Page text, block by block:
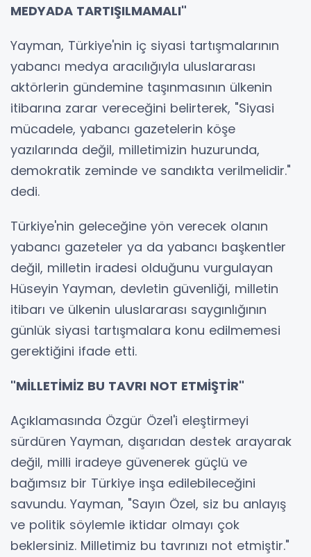
MEDYADA TARTIŞILMAMALI"
Yayman, Türkiye'nin iç siyasi tartışmalarının
yabancı medya aracılığıyla uluslararası
aktörlerin gündemine taşınmasının ülkenin
itibarına zarar vereceğini belirterek, "Siyasi
mücadele, yabancı gazetelerin köşe
yazılarında değil, milletimizin huzurunda,
demokratik zeminde ve sandıkta verilmelidir."
dedi.
Türkiye'nin geleceğine yön verecek olanın
yabancı gazeteler ya da yabancı başkentler
değil, milletin iradesi olduğunu vurgulayan
Hüseyin Yayman, devletin güvenliği, milletin
itibarı ve ülkenin uluslararası saygınlığının
günlük siyasi tartışmalara konu edilmemesi
gerektiğini ifade etti.
"MİLLETİMİZ BU TAVRI NOT ETMİŞTİR"
Açıklamasında Özgür Özel'i eleştirmeyi
sürdüren Yayman, dışarıdan destek arayarak
değil, milli iradeye güvenerek güçlü ve
bağımsız bir Türkiye inşa edilebileceğini
savundu. Yayman, "Sayın Özel, siz bu anlayış
ve politik söylemle iktidar olmayı çok
beklersiniz. Milletimiz bu tavrınızı not etmiştir."